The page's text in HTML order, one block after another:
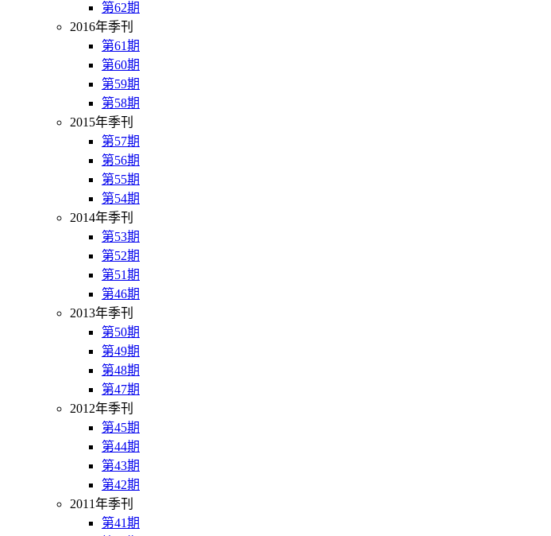
第62期
2016年季刊
第61期
第60期
第59期
第58期
2015年季刊
第57期
第56期
第55期
第54期
2014年季刊
第53期
第52期
第51期
第46期
2013年季刊
第50期
第49期
第48期
第47期
2012年季刊
第45期
第44期
第43期
第42期
2011年季刊
第41期